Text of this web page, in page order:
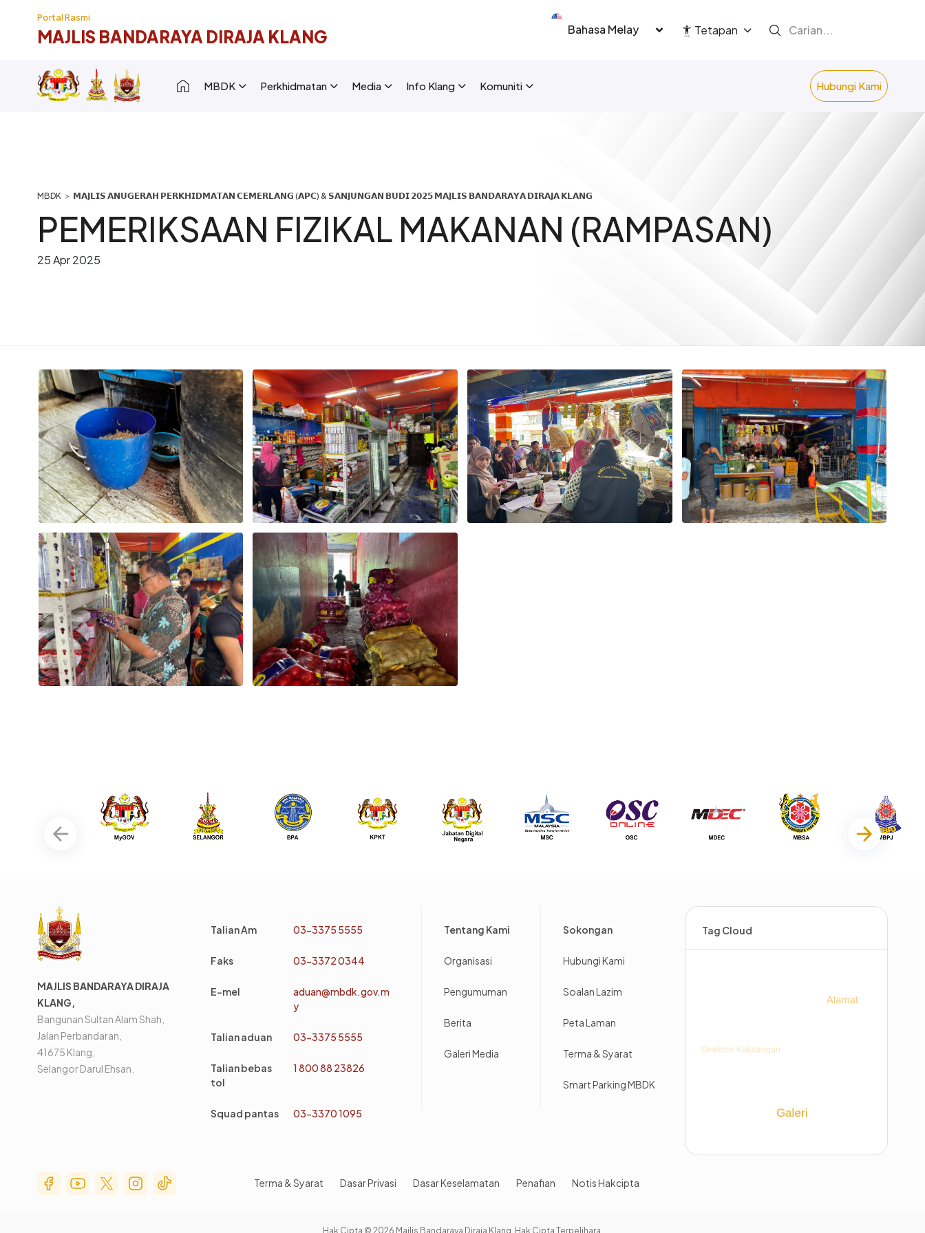
Portal Rasmi
MAJLIS BANDARAYA DIRAJA KLANG
Select your language Tetapan
Main navigation [New Layout]
MBDK Perkhidmatan Media Info Klang Komuniti Hubungi Kami
Breadcrumb
𝗠𝗔𝗝𝗟𝗜𝗦 𝗔𝗡𝗨𝗚𝗘𝗥𝗔𝗛 𝗣𝗘𝗥𝗞𝗛𝗜𝗗𝗠𝗔𝗧𝗔𝗡 𝗖𝗘𝗠𝗘𝗥𝗟𝗔𝗡𝗚 (𝗔𝗣𝗖) & 𝗦𝗔𝗡𝗝𝗨𝗡𝗚𝗔𝗡 𝗕𝗨𝗗𝗜 𝟮𝟬𝟮𝟱 𝗠𝗔𝗝𝗟𝗜𝗦 𝗕𝗔𝗡𝗗𝗔𝗥𝗔𝗬𝗔 𝗗𝗜𝗥𝗔𝗝𝗔 𝗞𝗟𝗔𝗡𝗚
PEMERIKSAAN FIZIKAL MAKANAN (RAMPASAN)
25 Apr 2025
MAJLIS BANDARAYA DIRAJA
KLANG,
Bangunan Sultan Alam Shah,
Jalan Perbandaran,
41675 Klang,
Selangor Darul Ehsan.
Talian Am 03-3375 5555
Faks 03-3372 0344
E-mel
aduan@mbdk.gov.m
y
Talian aduan 03-3375 5555
Talian bebas
tol
1 800 88 23826
Squad pantas 03-3370 1095
Tentang Kami
Organisasi
Pengumuman
Berita
Galeri Media
Sokongan
Hubungi Kami
Soalan Lazim
Peta Laman
Terma & Syarat
Smart Parking MBDK
Tag Cloud
Social Media Menu Terma & Syarat Dasar Privasi Dasar Keselamatan Penafian Notis Hakcipta
Hak Cipta © 2026 Majlis Bandaraya Diraja Klang. Hak Cipta Terpelihara.